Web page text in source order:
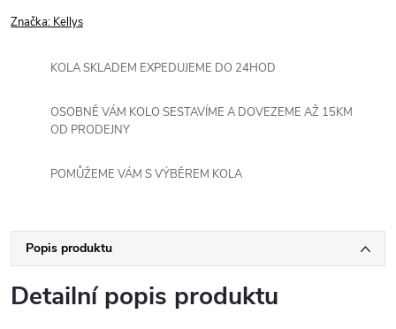
Značka: Kellys
KOLA SKLADEM EXPEDUJEME DO 24HOD
OSOBNĚ VÁM KOLO SESTAVÍME A DOVEZEME AŽ 15KM
OD PRODEJNY
POMŮŽEME VÁM S VÝBĚREM KOLA
Popis produktu
Detailní popis produktu